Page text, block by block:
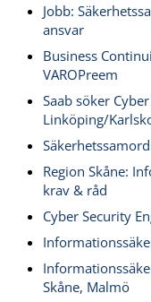
Jobb:
ansvar
Business
VAROPreem
Saab söker
Linköping/
Region Skåne:
krav & råd
Cyber Security
Skåne, Malmö